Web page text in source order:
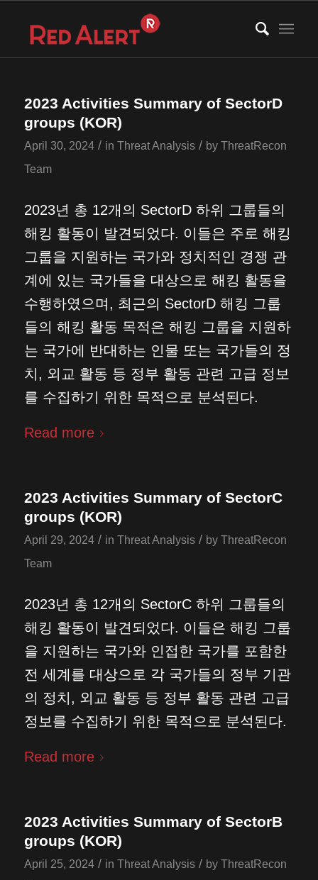
2023 Activities Summary of SectorD
groups (KOR)
April 30, 2024 / in Threat Analysis / by ThreatRecon
Team
2023년 총 12개의 SectorD 하위 그룹들의
해킹 활동이 발견되었다. 이들은 주로 해킹
그룹을 지원하는 국가와 정치적인 경쟁 관
계에 있는 국가들을 대상으로 해킹 활동을
수행하였으며, 최근의 SectorD 해킹 그룹
들의 해킹 활동 목적은 해킹 그룹을 지원하
는 국가에 반대하는 인물 또는 국가들의 정
치, 외교 활동 등 정부 활동 관련 고급 정보
를 수집하기 위한 목적으로 분석된다.
Read more
2023 Activities Summary of SectorC
groups (KOR)
April 29, 2024 / in Threat Analysis / by ThreatRecon
Team
2023년 총 12개의 SectorC 하위 그룹들의
해킹 활동이 발견되었다. 이들은 해킹 그룹
을 지원하는 국가와 인접한 국가를 포함한
전 세계를 대상으로 각 국가들의 정부 기관
의 정치, 외교 활동 등 정부 활동 관련 고급
정보를 수집하기 위한 목적으로 분석된다.
Read more
2023 Activities Summary of SectorB
groups (KOR)
April 25, 2024 / in Threat Analysis / by ThreatRecon